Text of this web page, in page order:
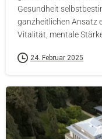
Gesundheit
ganzheitlichen Ansatz
Vitalität, mentale Stärke
24. Februar 2025